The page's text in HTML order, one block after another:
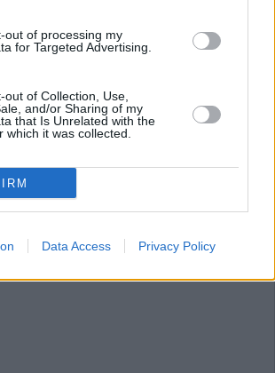
out of processing my
for Targeted Advertising.
out of Collection, Use,
and/or Sharing of my
that Is Unrelated with the
which it was collected.
Data Access Privacy Policy